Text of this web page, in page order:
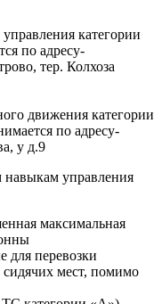
категории
по адресу-
тер. Колхоза
движения категории
по адресу-
у д.9
управления
максимальная
для перевозки
мест, помимо